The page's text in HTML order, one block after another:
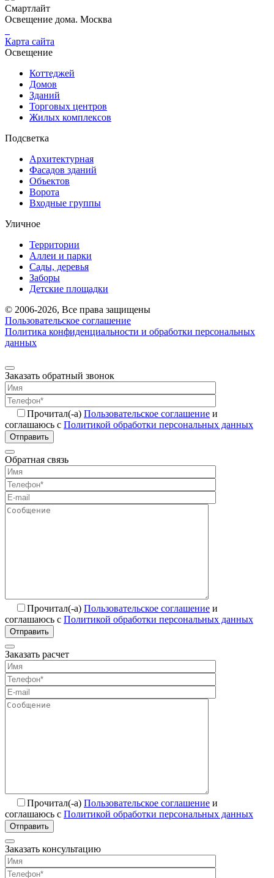
Смартлайт
Освещение дома. Москва
Карта сайта
Освещение
Коттеджей
Домов
Зданий
Торговых центров
Жилых комплексов
Подсветка
Архитектурная
Фасадов зданий
Объектов
Ворота
Входные группы
Уличное
Территории
Аллеи и парки
Сады, деревья
Заборы
Детские площадки
© 2006-2026, Все права защищены
Пользовательское соглашение
Политика конфиденциальности и обработки персональных
данных
Заказать обратный звонок
Прочитал(-а) Пользовательское соглашение и
соглашаюсь с Политикой обработки персональных данных
Отправить
Обратная связь
Прочитал(-а) Пользовательское соглашение и
соглашаюсь с Политикой обработки персональных данных
Отправить
Заказать расчет
Прочитал(-а) Пользовательское соглашение и
соглашаюсь с Политикой обработки персональных данных
Отправить
Заказать консультацию